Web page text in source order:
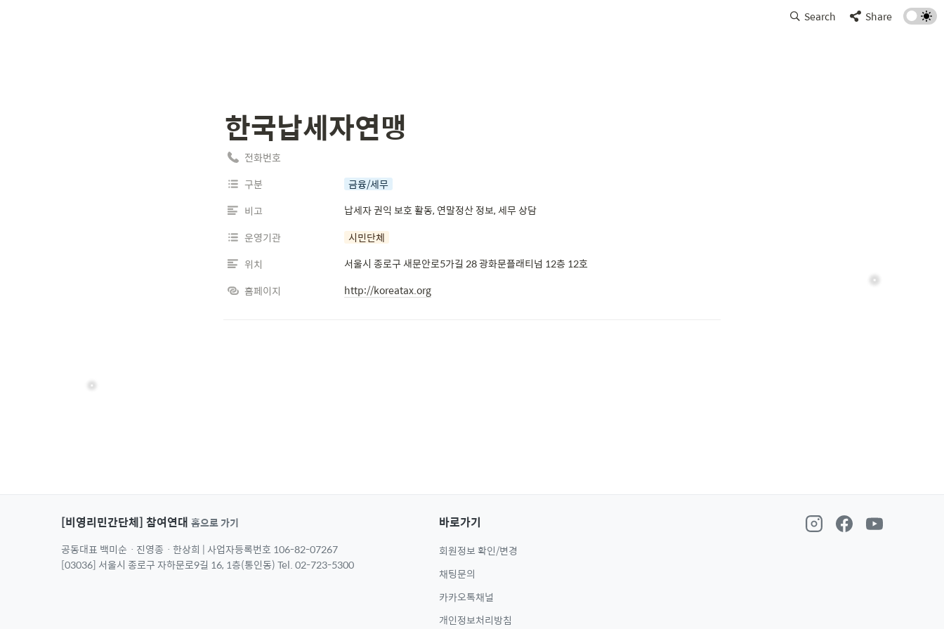
Search Share
한국납세자연맹
전화번호
구분
금융/세무
비고
납세자 권익 보호 활동, 연말정산 정보, 세무 상담
운영기관
시민단체
위치
서울시 종로구 새문안로5가길 28 광화문플래티넘 12층 12호
홈페이지
http://koreatax.org
[비영리민간단체] 참여연대 홈으로 가기
공동대표 백미순ㆍ진영종ㆍ한상희 | 사업자등록번호 106-82-07267
[03036] 서울시 종로구 자하문로9길 16, 1층(통인동) Tel. 02-723-5300
바로가기
회원정보 확인/변경
채팅문의
카카오톡채널
개인정보처리방침